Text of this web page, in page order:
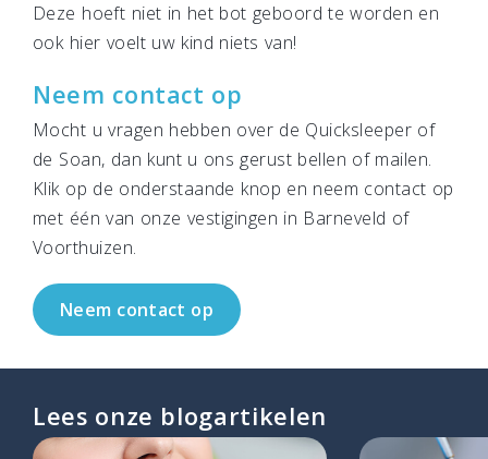
Deze hoeft niet in het bot geboord te worden en
ook hier voelt uw kind niets van!
Neem contact op
Mocht u vragen hebben over de Quicksleeper of
de Soan, dan kunt u ons gerust bellen of mailen.
Klik op de onderstaande knop en neem contact op
met één van onze vestigingen in Barneveld of
Voorthuizen.
Neem contact op
Lees onze blogartikelen